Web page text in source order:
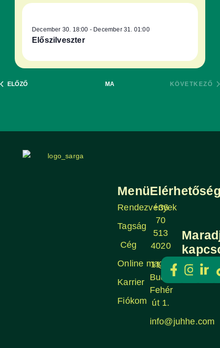
Előszilveszter
December 30. 18:00 - December 31. 01:00
ELŐZŐESEMÉNYEK MA KÖVETKEZŐ
Menü
Rendezvények
Tagság
Cég
Online magazin
Karrier
Fiókom
+36
70
513
4020
1106
Budapest,
Fehér
út 1.
info@juhhe.com